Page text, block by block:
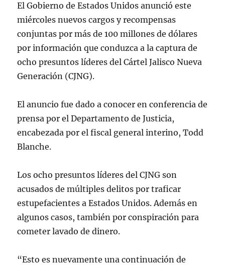
El Gobierno de Estados Unidos anunció este
miércoles nuevos cargos y recompensas
conjuntas por más de 100 millones de dólares
por información que conduzca a la captura de
ocho presuntos líderes del Cártel Jalisco Nueva
Generación (CJNG).
El anuncio fue dado a conocer en conferencia de
prensa por el Departamento de Justicia,
encabezada por el fiscal general interino, Todd
Blanche.
Los ocho presuntos líderes del CJNG son
acusados de múltiples delitos por traficar
estupefacientes a Estados Unidos. Además en
algunos casos, también por conspiración para
cometer lavado de dinero.
“Esto es nuevamente una continuación de